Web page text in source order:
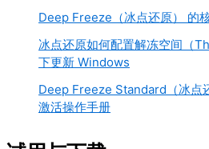
Deep Freeze（冰点还原） 的
冰点还原如何配置解冻空间（
下更新 Windows
Deep Freeze Standard（冰点
激活操作手册